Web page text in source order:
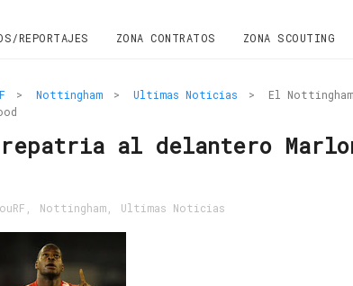
REPORTAJES ZONA CONTRATOS ZONA SCOUTING
> Nottingham > Ultimas Noticias >
El Nottingham
al delantero
Nottingham Ultimas Noticias